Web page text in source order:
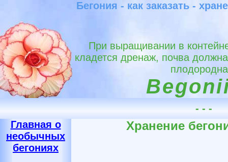
Бегония - как заказать -
При выращивании в
кладется дренаж, почва
- - -
Главная о
необычных
бегониях
Хранение